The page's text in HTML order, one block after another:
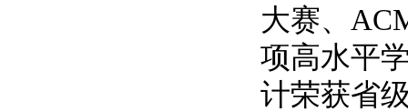
大赛、
项高水平
计荣获省